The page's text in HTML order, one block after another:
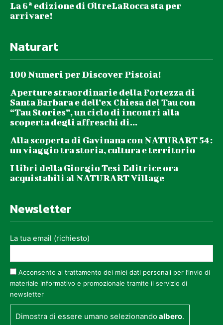
La 6ª edizione di OltreLaRocca sta per
arrivare!
Naturart
100 Numeri per Discover Pistoia!
Aperture straordinarie della Fortezza di
Santa Barbara e dell’ex Chiesa del Tau con
“Tau Stories”, un ciclo di incontri alla
scoperta degli affreschi di...
Alla scoperta di Gavinana con NATURART 54:
un viaggio tra storia, cultura e territorio
I libri della Giorgio Tesi Editrice ora
acquistabili al NATURART Village
Newsletter
La tua email (richiesto)
Acconsento al trattamento dei miei dati personali per l’invio di
materiale informativo e promozionale tramite il servizio di
newsletter
Dimostra di essere umano selezionandoalbero.